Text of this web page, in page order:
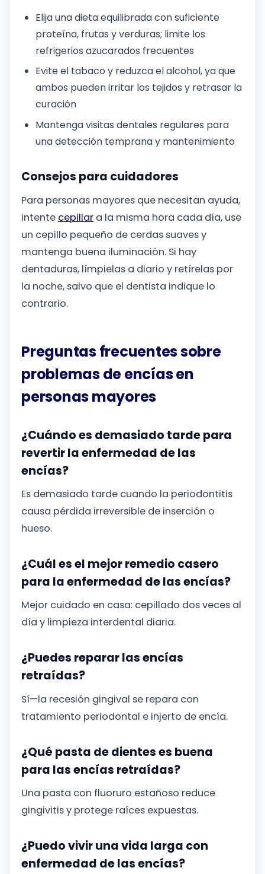
Elija una dieta equilibrada con suficiente
proteína, frutas y verduras; limite los
refrigerios azucarados frecuentes
Evite el tabaco y reduzca el alcohol, ya que
ambos pueden irritar los tejidos y retrasar la
curación
Mantenga visitas dentales regulares para
una detección temprana y mantenimiento
Consejos para cuidadores
Para personas mayores que necesitan ayuda,
intente cepillar a la misma hora cada día, use
un cepillo pequeño de cerdas suaves y
mantenga buena iluminación. Si hay
dentaduras, límpielas a diario y retírelas por
la noche, salvo que el dentista indique lo
contrario.
Preguntas frecuentes sobre
problemas de encías en
personas mayores
¿Cuándo es demasiado tarde para
revertir la enfermedad de las
encías?
Es demasiado tarde cuando la periodontitis
causa pérdida irreversible de inserción o
hueso.
¿Cuál es el mejor remedio casero
para la enfermedad de las encías?
Mejor cuidado en casa: cepillado dos veces al
día y limpieza interdental diaria.
¿Puedes reparar las encías
retraídas?
Sí—la recesión gingival se repara con
tratamiento periodontal e injerto de encía.
¿Qué pasta de dientes es buena
para las encías retraídas?
Una pasta con fluoruro estañoso reduce
gingivitis y protege raíces expuestas.
¿Puedo vivir una vida larga con
enfermedad de las encías?